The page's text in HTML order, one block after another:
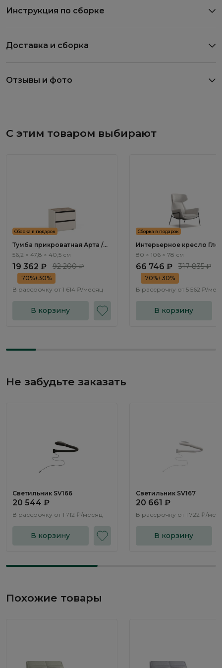
Инструкция по сборке
Доставка и сборка
Отзывы и фото
С этим товаром выбирают
Сборка в подарок
Тумба прикроватная Арта /
Arta AR1012.1
56,2 × 47,8 × 40,5 см
19 362 ₽ 92 200 ₽
70%+30%
В рассрочку от 1 614 ₽/месяц
В корзину
Сборка в подарок
Интерьерное кресло
Gleno ММ107.1
80 × 106 × 78 см
66 746 ₽ 317 835 ₽
70%+30%
В рассрочку от 5 562 ₽/
В корзину
Не забудьте заказать
Светильник SV166
20 544 ₽
В рассрочку от 1 712 ₽/месяц
В корзину
Светильник SV167
20 661 ₽
В рассрочку от 1 722 ₽/
В корзину
Похожие товары